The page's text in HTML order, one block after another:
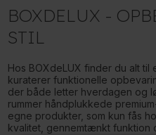
BOXDELUX -
STIL
Hos BOXdeLUX finder du alt
kuraterer funktionelle
der både letter hverdagen og
rummer håndplukkede
egne produkter, som kun fås
kvalitet, gennemtænkt funktion